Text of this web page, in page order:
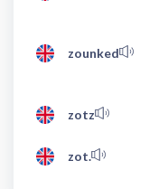
zounked
zotz
zot.